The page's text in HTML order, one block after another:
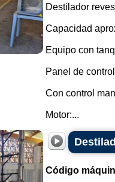
Destilador
Capacidad
Equipo con
Panel de
Con control
Motor:...
Código